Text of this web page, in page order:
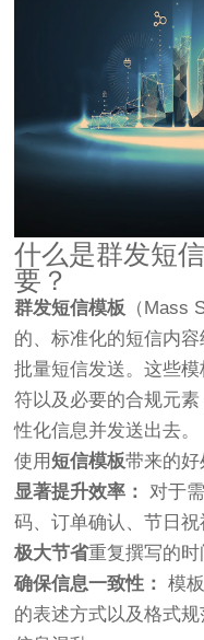
什么是群发短
要？
群发短信模板 （Mass
的、标准化的短信内
批量短信发送。这些
符以及必要的合规元
性化信息并发送出去。
使用短信模板带来的好
显著提升效率：
对于
码、订单确认、节日
极大节省重复撰写的时
确保信息一致性：
模
的表述方式以及格式